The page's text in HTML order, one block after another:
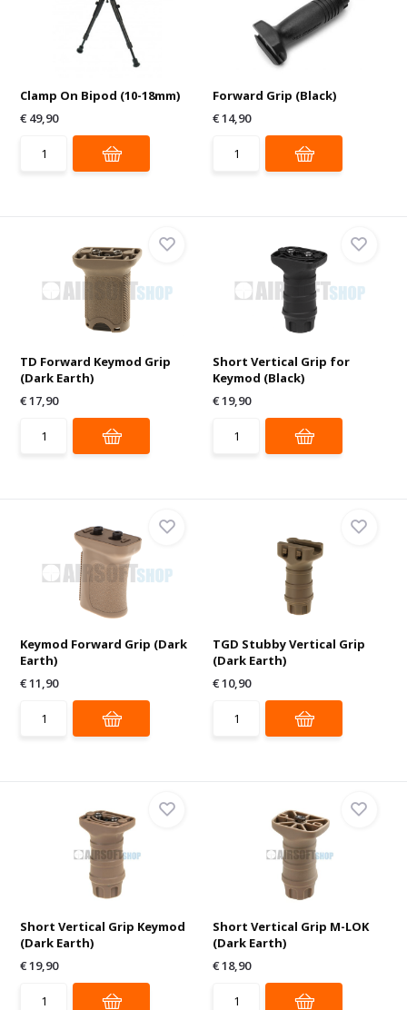
Clamp On Bipod (10-18mm)
€ 49,90
Forward Grip (Black)
€ 14,90
TD Forward Keymod Grip
(Dark Earth)
€ 17,90
Short Vertical Grip for
Keymod (Black)
€ 19,90
Keymod Forward Grip (Dark
Earth)
€ 11,90
TGD Stubby Vertical Grip
(Dark Earth)
€ 10,90
Short Vertical Grip Keymod
(Dark Earth)
€ 19,90
Short Vertical Grip M-LOK
(Dark Earth)
€ 18,90